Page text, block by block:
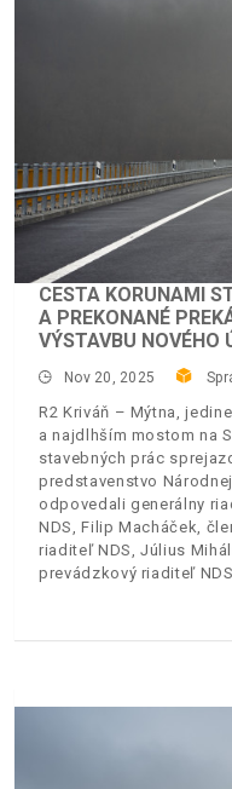
CESTA KORUNAMI
A PREKONANÉ
VÝSTAVBU NOVÉHO
Nov 20, 2025
R2 Kriváň – Mýtna,
a najdlhším mostom na
stavebných prác
predstavenstvo
odpovedali generálny
NDS, Filip Macháček,
riaditeľ NDS, Július
prevádzkový riaditeľ